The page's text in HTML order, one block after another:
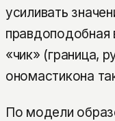
усиливать
«чик» (граница,
ономастикона
По модели